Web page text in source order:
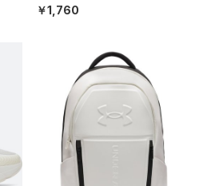
ト）（トレーニング/UNISEX）
￥1,760